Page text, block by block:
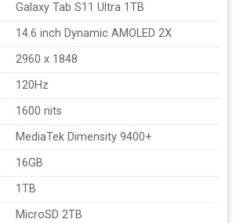
Galaxy Tab S11 Ultra 1TB
14.6 inch Dynamic AMOLED 2X
2960 x 1848
120Hz
1600 nits
MediaTek Dimensity 9400+
16GB
1TB
MicroSD 2TB